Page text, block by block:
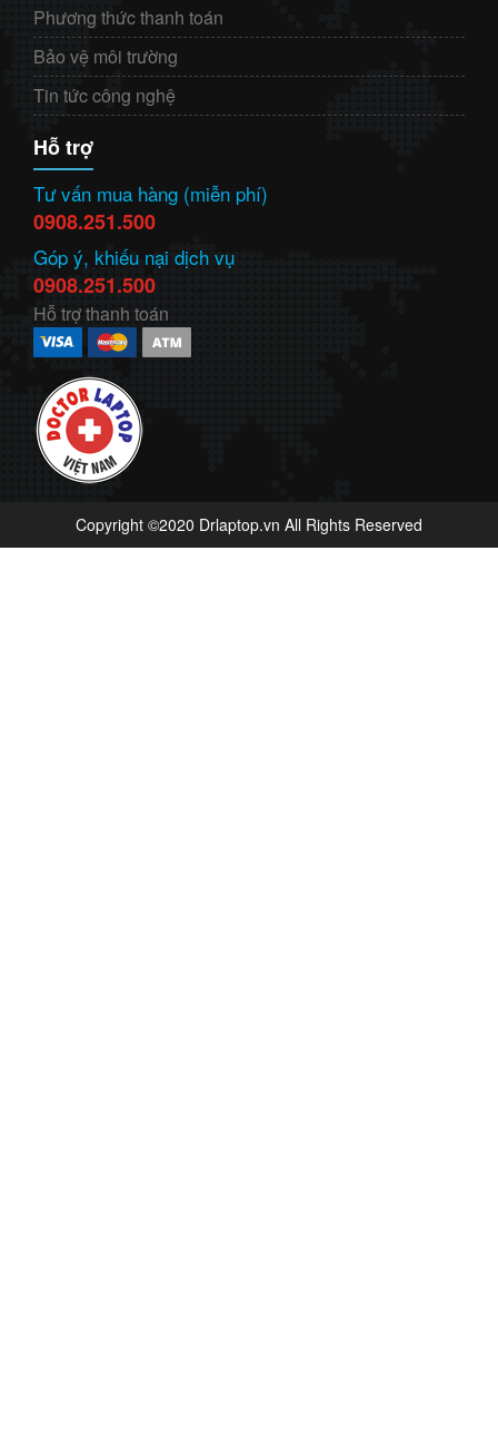
Phương thức thanh toán
Bảo vệ môi trường
Tin tức công nghệ
Hỗ trợ
Tư vấn mua hàng (miễn phí)
0908.251.500
Góp ý, khiếu nại dịch vụ
0908.251.500
Hỗ trợ thanh toán
Copyright ©2020 Drlaptop.vn All Rights Reserved